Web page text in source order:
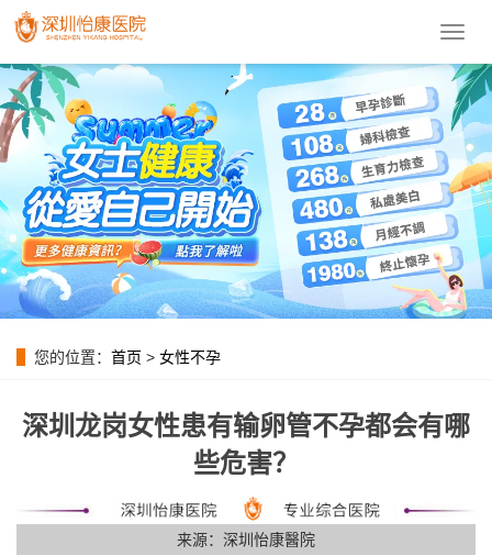
導
菜
單
您的位置： 首页 > 女性不孕
深圳龙岗女性患有输卵管不孕都会有哪
些危害？
来源：深圳怡康醫院